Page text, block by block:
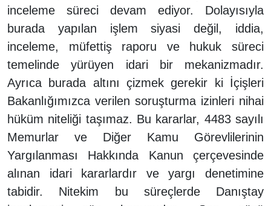
inceleme süreci devam ediyor. Dolayısıyla
burada yapılan işlem siyasi değil, iddia,
inceleme, müfettiş raporu ve hukuk süreci
temelinde yürüyen idari bir mekanizmadır.
Ayrıca burada altını çizmek gerekir ki İçişleri
Bakanlığımızca verilen soruşturma izinleri nihai
hüküm niteliği taşımaz. Bu kararlar, 4483 sayılı
Memurlar ve Diğer Kamu Görevlilerinin
Yargılanması Hakkında Kanun çerçevesinde
alınan idari kararlardır ve yargı denetimine
tabidir. Nitekim bu süreçlerde Danıştay